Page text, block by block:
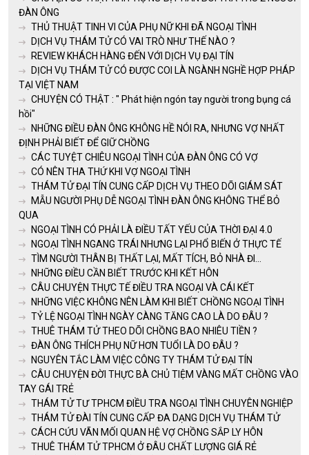
ĐÀN ÔNG
THỦ THUẬT TINH VI CỦA PHỤ NỮ KHI ĐÃ NGOẠI TÌNH
DỊCH VỤ THÁM TỬ CÓ VAI TRÒ NHƯ THẾ NÀO ?
REVIEW KHÁCH HÀNG ĐẾN VỚI DỊCH VỤ ĐẠI TÍN
DỊCH VỤ THÁM TỬ CÓ ĐƯỢC COI LÀ NGÀNH NGHỀ HỢP PHÁP
TẠI VIỆT NAM
CHUYỆN CÓ THẬT : " Phát hiện ngón tay người trong bụng cá
hồi"
NHỮNG ĐIỀU ĐÀN ÔNG KHÔNG HỀ NÓI RA, NHƯNG VỢ NHẤT
ĐỊNH PHẢI BIẾT ĐỂ GIỮ CHỒNG
CÁC TUYỆT CHIÊU NGOẠI TÌNH CỦA ĐÀN ÔNG CÓ VỢ
CÓ NÊN THA THỨ KHI VỢ NGOẠI TÌNH
THÁM TỬ ĐẠI TÍN CUNG CẤP DỊCH VỤ THEO DÕI GIÁM SÁT
MẪU NGƯỜI PHỤ DỄ NGOẠI TÌNH ĐÀN ÔNG KHÔNG THỂ BỎ
QUA
NGOẠI TÌNH CÓ PHẢI LÀ ĐIỀU TẤT YẾU CỦA THỜI ĐẠI 4.0
NGOẠI TÌNH NGANG TRÁI NHƯNG LẠI PHỔ BIẾN Ở THỰC TẾ
TÌM NGƯỜI THÂN BỊ THẤT LẠI, MẤT TÍCH, BỎ NHÀ ĐI...
NHỮNG ĐIỀU CẦN BIẾT TRƯỚC KHI KẾT HÔN
CÂU CHUYỆN THỰC TẾ ĐIỀU TRA NGOẠI VÀ CÁI KẾT
NHỮNG VIỆC KHÔNG NÊN LÀM KHI BIẾT CHỒNG NGOẠI TÌNH
TỶ LỆ NGOẠI TÌNH NGÀY CÀNG TĂNG CAO LÀ DO ĐÂU ?
THUÊ THÁM TỬ THEO DÕI CHỒNG BAO NHIÊU TIỀN ?
ĐÀN ÔNG THÍCH PHỤ NỮ HƠN TUỔI LÀ DO ĐÂU ?
NGUYÊN TẮC LÀM VIỆC CÔNG TY THÁM TỬ ĐẠI TÍN
CÂU CHUYỆN ĐỜI THỰC BÀ CHỦ TIỆM VÀNG MẤT CHỒNG VÀO
TAY GÁI TRẺ
THÁM TỬ TƯ TPHCM ĐIỀU TRA NGOẠI TÌNH CHUYÊN NGHIỆP
THÁM TỬ ĐÀI TÍN CUNG CẤP ĐA DẠNG DỊCH VỤ THÁM TỬ
CÁCH CỨU VÃN MỐI QUAN HỆ VỢ CHỒNG SẮP LY HÔN
THUÊ THÁM TỬ TPHCM Ở ĐÂU CHẤT LƯỢNG GIÁ RẺ